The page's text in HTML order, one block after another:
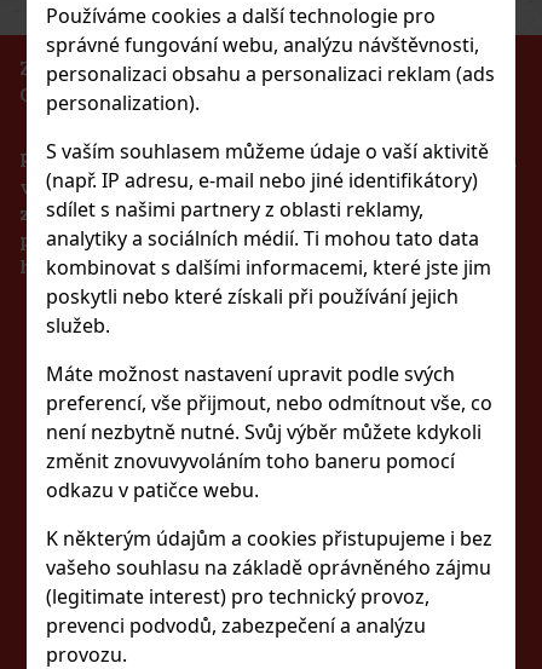
Používáme cookies a další technologie pro
správné fungování webu, analýzu návštěvnosti,
personalizaci obsahu a personalizaci reklam (ads
personalization).
S vaším souhlasem můžeme údaje o vaší aktivitě
(např. IP adresu, e-mail nebo jiné identifikátory)
sdílet s našimi partnery z oblasti reklamy,
analytiky a sociálních médií. Ti mohou tato data
kombinovat s dalšími informacemi, které jste jim
poskytli nebo které získali při používání jejich
služeb.
Máte možnost nastavení upravit podle svých
preferencí, vše přijmout, nebo odmítnout vše, co
není nezbytně nutné. Svůj výběr můžete kdykoli
změnit znovuvyvoláním toho baneru pomocí
odkazu v patičce webu.
K některým údajům a cookies přistupujeme i bez
vašeho souhlasu na základě oprávněného zájmu
(legitimate interest) pro technický provoz,
prevenci podvodů, zabezpečení a analýzu
provozu.
ZÁKAZ PRODEJE ALKOHOLICKÝCH NÁPOJŮ
OSOBÁM MLADŠÍM 18 LET!!!
Podle zákona o evidenci tržeb je prodávající povinen
vystavit kupujícímu účtenku. Zároveň je povinen
zaevidovat přijatou tržbu u správce daně online v
případě technického výpadku pak nejpozději do 48
hodin.
ZŮSTAŇTE S NÁMI
VE SPOJENÍ
SLEDUJTE NÁS
KONTAKTUJTE NÁS
eshop@excaliburshop.com